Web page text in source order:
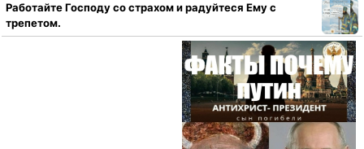
Работайте Господу со страхом и радуйтеся Ему с
трепетом.